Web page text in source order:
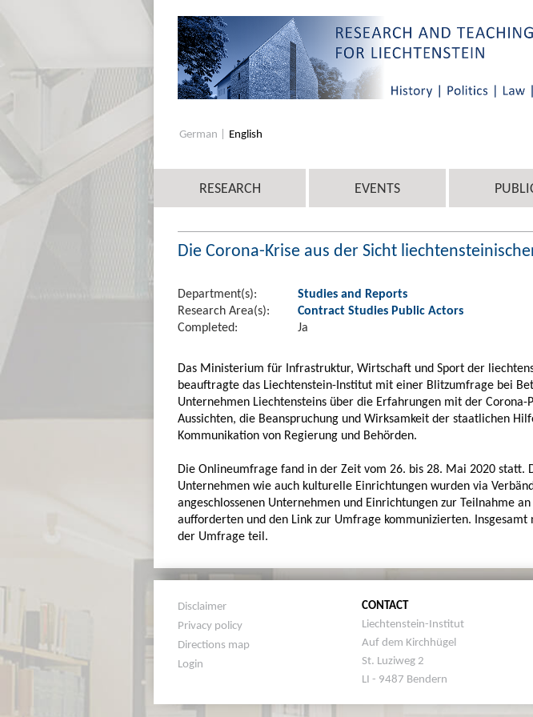
German English
RESEARCH EVENTS
Die Corona-Krise aus der Sicht
Department(s):
Studies and Reports
Research Area(s):
Contract Studies Public Actors
Completed:
Ja
Das Ministerium für Infrastruktur, Wirtschaft und Sport der
beauftragte das Liechtenstein-Institut mit einer Blitzumfrage bei
Unternehmen Liechtensteins über die Erfahrungen mit der
Aussichten, die Beanspruchung und Wirksamkeit der staatlichen
Kommunikation von Regierung und Behörden.
Die Onlineumfrage fand in der Zeit vom 26. bis 28. Mai 2020 statt.
Unternehmen wie auch kulturelle Einrichtungen wurden via
angeschlossenen Unternehmen und Einrichtungen zur Teilnahme
aufforderten und den Link zur Umfrage kommunizierten. Insgesamt
der Umfrage teil.
Disclaimer
Privacy policy
Directions map
Login
CONTACT
Liechtenstein-Institut
Auf dem Kirchhügel
St. Luziweg 2
LI - 9487 Bendern